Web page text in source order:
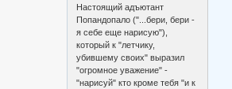
Настоящий адъютант
Попандопало ("...бери, бери -
я себе еще нарисую"),
который к "летчику,
убившему своих" выразил
"огромное уважение" -
"нарисуй" кто кроме тебя "и к